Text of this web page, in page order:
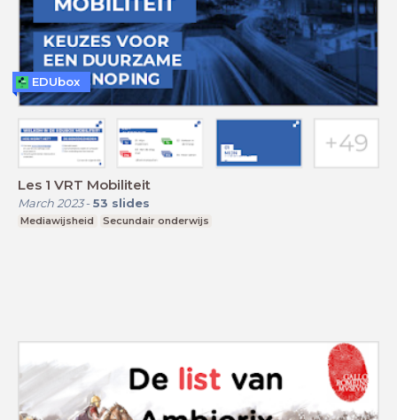
Les 1 VRT Mobiliteit
March 2023- 53 slides
Mediawijsheid Secundair onderwijs
EDUbox